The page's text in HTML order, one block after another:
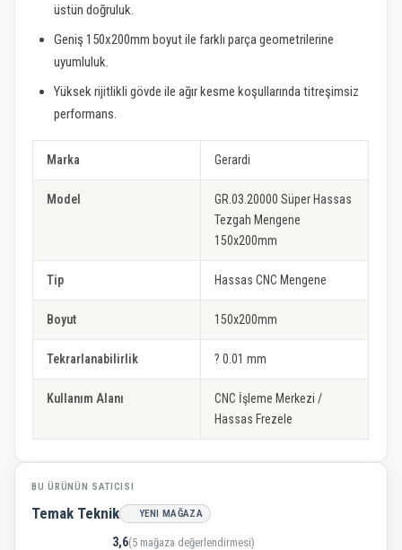
üstün doğruluk.
Geniş 150x200mm boyut ile farklı parça geometrilerine
uyumluluk.
Yüksek rijitlikli gövde ile ağır kesme koşullarında titreşimsiz
performans.
Marka Gerardi
Model
GR.03.20000 Süper Hassas
Tezgah Mengene
150x200mm
Tip Hassas CNC Mengene
Boyut 150x200mm
Tekrarlanabilirlik ? 0.01 mm
Kullanım Alanı
CNC İşleme Merkezi /
Hassas Frezele
BU ÜRÜNÜN SATICISI
Temak Teknik YENI MAĞAZA
3,6(5 mağaza değerlendirmesi)